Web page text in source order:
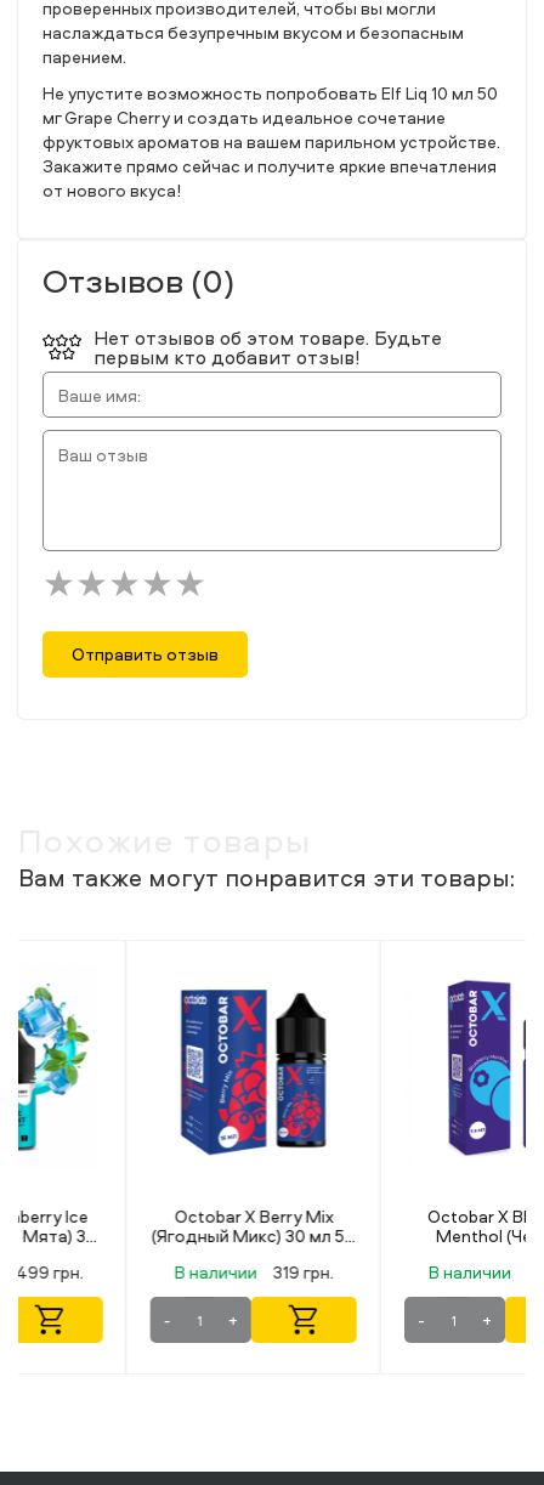
проверенных производителей, чтобы вы могли
наслаждаться безупречным вкусом и безопасным
парением.
Не упустите возможность попробовать Elf Liq 10 мл 50
мг Grape Cherry и создать идеальное сочетание
фруктовых ароматов на вашем парильном устройстве.
Закажите прямо сейчас и получите яркие впечатления
от нового вкуса!
Отзывов (0)
Нет отзывов об этом товаре. Будьте
первым кто добавит отзыв!
Отправить отзыв
Вам также могут понравится эти товары:
Octobar X Berry Mix
(Ягодный Микс) 30 мл 50
В наличии 319 грн.
-
Octobar X Blueberry
Menthol (Черника
В наличии 319 грн.
-